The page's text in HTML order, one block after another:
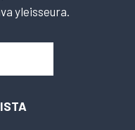
yleisseura.